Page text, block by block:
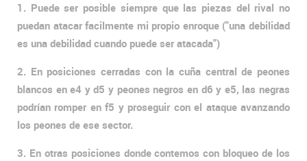
1. Puede ser posible siempre que las piezas del rival no
puedan atacar facilmente mi propio enroque ("una debilidad
es una debilidad cuando puede ser atacada")
2. En posiciones cerradas con la cuña central de peones
blancos en e4 y d5 y peones negros en d6 y e5, las negras
podrían romper en f5 y proseguir con el ataque avanzando
los peones de ese sector.
3. En otras posiciones donde contemos con bloqueo de los